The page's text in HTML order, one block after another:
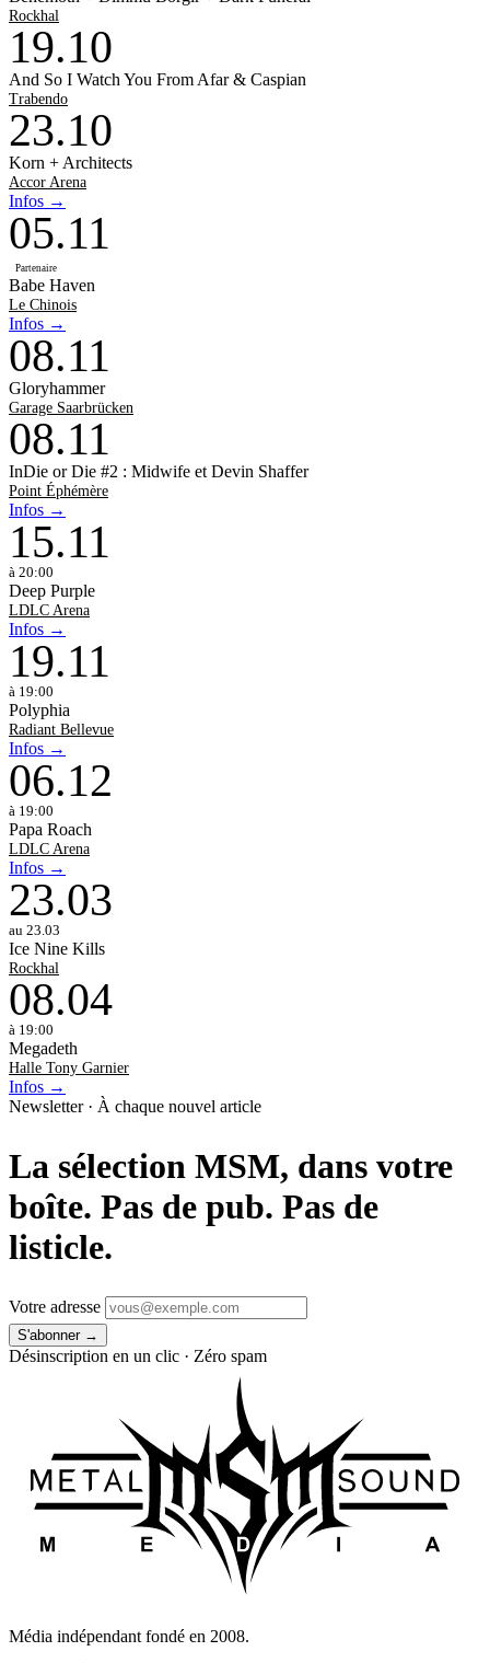
Rockhal
19.10
And So I Watch You From Afar & Caspian
Trabendo
23.10
Korn + Architects
Accor Arena
Infos →
05.11
Partenaire
Babe Haven
Le Chinois
Infos →
08.11
Gloryhammer
Garage Saarbrücken
08.11
InDie or Die #2 : Midwife et Devin Shaffer
Point Éphémère
Infos →
15.11
à 20:00
Deep Purple
LDLC Arena
Infos →
19.11
à 19:00
Polyphia
Radiant Bellevue
Infos →
06.12
à 19:00
Papa Roach
LDLC Arena
Infos →
23.03
au 23.03
Ice Nine Kills
Rockhal
08.04
à 19:00
Megadeth
Halle Tony Garnier
Infos →
Newsletter · À chaque nouvel article
La sélection MSM, dans votre
boîte. Pas de pub. Pas de
listicle.
Votre adresse
Désinscription en un clic · Zéro spam
Média indépendant fondé en 2008.